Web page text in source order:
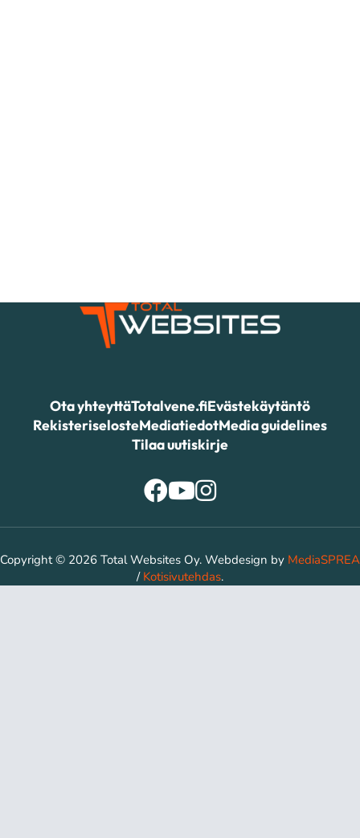
Ota yhteyttäTotalvene.fiEvästekäytäntö
RekisteriselosteMediatiedotMedia guidelines
Tilaa uutiskirje
Copyright © 2026 Total Websites Oy. Webdesign by MediaSPREA
/ Kotisivutehdas.